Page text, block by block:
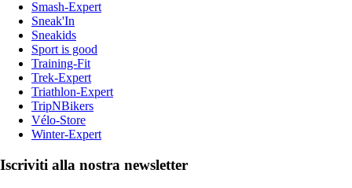
Smash-Expert
Sneak'In
Sneakids
Sport is good
Training-Fit
Trek-Expert
Triathlon-Expert
TripNBikers
Vélo-Store
Winter-Expert
Iscriviti alla nostra newsletter